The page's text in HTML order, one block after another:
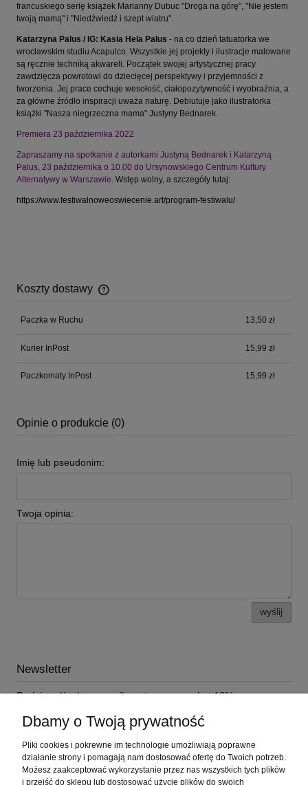
francuskiego serię książek Marianny Dubuc "Droga na górę", "Nie jestem
twoją mamą" i "Niedźwiedź i szept wiatru".
Katarzyna Palus / IG: Kasia Hela Palus - na co dzień tatuatorka we
wrocławskim studiu Acapulco. Wszystkie jej projekty i ilustracje malowane
są ręcznie techniką akwareli. Początek swojej artystycznej pracy
zawdzięcza powrotowi do dziecięcej perspektywy i przyjemności z
tworzenia. Jej prace cechuje wesołość, ciałopozytywność i wyobraźnia, a
za główne źródło inspiracji uważa naturę. Debiutuje jako ilustratorka
książki "Nasza niegrzeczna mama" Justyny Bednarek.
Premiera 23 października 2022
Zapraszamy na spotkanie z autorkami Justyną Bednarek i Katarzyną
Palus, 23 października o 10.00 do Ursynowskiego Centrum Kultury
Alternatywy w Warszawie. Wstęp wolny, a szczegóły tutaj:
https://www.festiwalnoweoswiecenie.art/program-festiwalu/
Koszty dostawy
Cena nie zawiera ewentualnych kosztów płatności
Paczka w Ruchu 13,50 zł
Kurier InPost 15,99 zł
Paczkomaty InPost 15,99 zł
Opinie o produkcie (0)
Imię lub pseudonim:
Twoja opinia:
wyślij
Newsletter
Podaj swój adres e-mail, a otrzymasz rabat 10% na
Dbamy o Twoją prywatność
Pliki cookies i pokrewne im technologie umożliwiają poprawne
działanie strony i pomagają nam dostosować ofertę do Twoich potrzeb.
Możesz zaakceptować wykorzystanie przez nas wszystkich tych plików
i przejść do sklepu lub dostosować użycie plików do swoich